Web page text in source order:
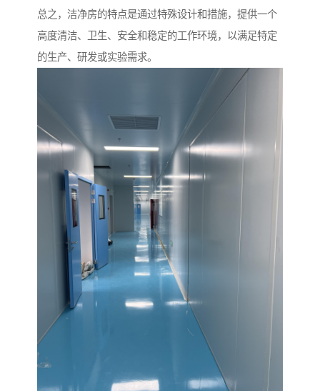
总之，洁净房的特点是通过特殊设计和措施，提供一个
高度清洁、卫生、安全和稳定的工作环境，以满足特定
的生产、研发或实验需求。